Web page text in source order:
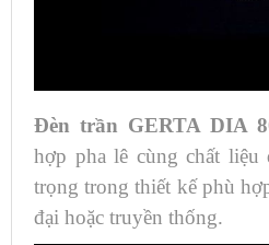
Đèn trần GERTA DIA
hợp pha lê cùng chất liệu
trọng trong thiết kế phù
đại hoặc truyền thống.